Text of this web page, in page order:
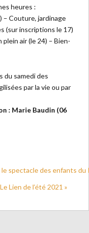
heures :
– Couture, jardinage
(sur inscriptions le 17)
air (le 24) – Bien-
du samedi des
par la vie ou par
: Marie Baudin (06
le spectacle des enfants
Le Lien de l’été 2021 »